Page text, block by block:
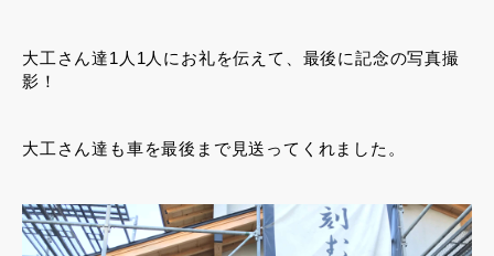
大工さん達1人1人にお礼を伝えて、最後に記念の写真撮
影！
大工さん達も車を最後まで見送ってくれました。